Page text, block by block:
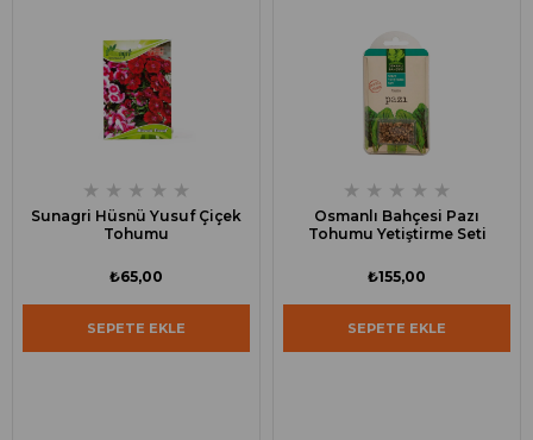
★ ★ ★ ★ ★
Sunagri Hüsnü Yusuf Çiçek
Tohumu
₺65,00
SEPETE EKLE
★ ★ ★ ★ ★
Osmanlı Bahçesi Pazı
Tohumu Yetiştirme Seti
₺155,00
SEPETE EKLE